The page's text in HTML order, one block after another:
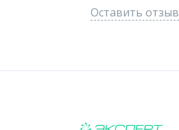
Оставить отзыв